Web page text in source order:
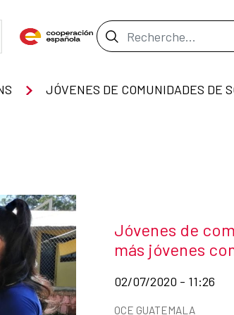
Barre de
Título de la
Jóvenes de
más jóvenes
Fecha de publicación
02/07/2020 - 11:26
Categorías de la noticia
OCE GUATEMALA